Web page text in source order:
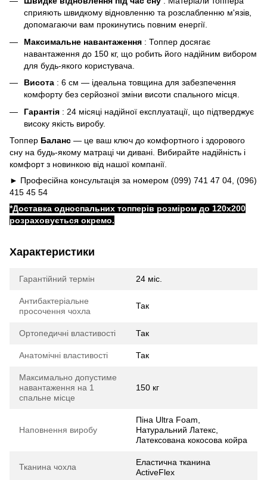
сприяють швидкому відновленню та розслабленню м'язів,
допомагаючи вам прокинутись повним енергії.
Максимальне навантаження : Топпер досягає
навантаження до 150 кг, що робить його надійним вибором
для будь-якого користувача.
Висота : 6 см — ідеальна товщина для забезпечення
комфорту без серйозної зміни висоти спального місця.
Гарантія : 24 місяці надійної експлуатації, що підтверджує
високу якість виробу.
Топпер Баланс — це ваш ключ до комфортного і здорового
сну на будь-якому матраці чи дивані. Вибирайте надійність і
комфорт з новинкою від нашої компанії.
► Професійна консультація за номером (099) 741 47 04, (096)
415 45 54
*Доставка односпальних топперів розміром до 120x200
розраховується окремо.
Характеристики
Гарантійний термін 24 міс.
Антибактеріальне
просочення чохла
Так
Ортопедичні властивості Так
Анатомічні властивості Так
Максимально допустиме
навантаження на 1
спальне місце
150 кг
Наповнення виробу
Піна Ultra Foam,
Натуральний Латекс,
Латексована кокосова койра
Тканина чохла
Еластична тканина
ActiveFlex